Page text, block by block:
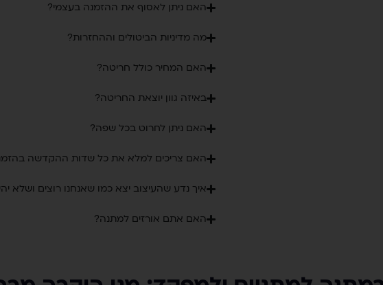
האם ניתן לאסוף את ההזמנה בעצמי?
מה מדיניות הביטולים וההחזרות?
האם המחיר כולל חריטה?
באיזה גוון יוצאת החריטה?
האם ניתן לחרוט בכל שפה?
האם צריכים למלא את כל שדות ההקדשה
איך נדע שהעיצוב יצא כמו שאנחנו רוצים ושלא
האם אתם אורזים למתנה?